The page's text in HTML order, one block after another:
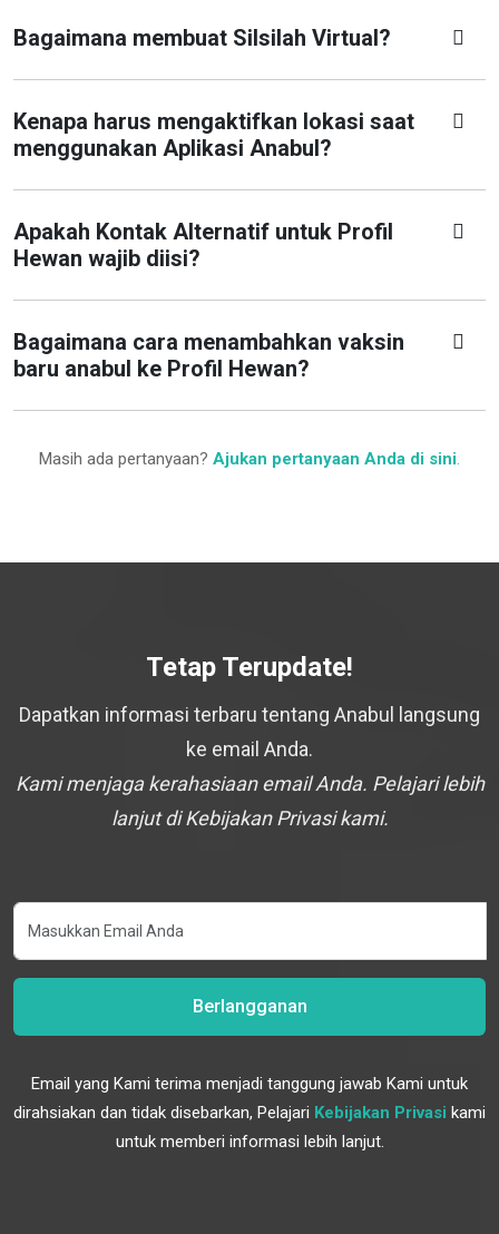
Bagaimana membuat Silsilah Virtual?
Kenapa harus mengaktifkan lokasi saat
menggunakan Aplikasi Anabul?
Apakah Kontak Alternatif untuk Profil
Hewan wajib diisi?
Bagaimana cara menambahkan vaksin
baru anabul ke Profil Hewan?
Masih ada pertanyaan? Ajukan pertanyaan Anda di sini.
Tetap Terupdate!
Dapatkan informasi terbaru tentang Anabul langsung
ke email Anda.
Kami menjaga kerahasiaan email Anda. Pelajari lebih
lanjut di Kebijakan Privasi kami.
Berlangganan
Email yang Kami terima menjadi tanggung jawab Kami untuk
dirahsiakan dan tidak disebarkan, Pelajari Kebijakan Privasi kami
untuk memberi informasi lebih lanjut.